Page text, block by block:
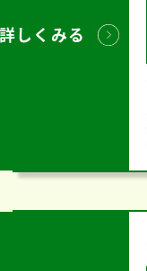
詳しくみる